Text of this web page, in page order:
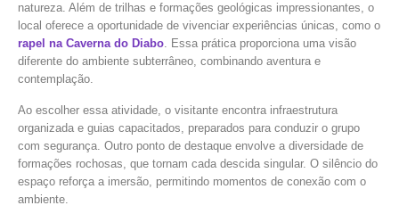
natureza. Além de trilhas e formações geológicas impressionantes, o
local oferece a oportunidade de vivenciar experiências únicas, como o
rapel na Caverna do Diabo. Essa prática proporciona uma visão
diferente do ambiente subterrâneo, combinando aventura e
contemplação.
Ao escolher essa atividade, o visitante encontra infraestrutura
organizada e guias capacitados, preparados para conduzir o grupo
com segurança. Outro ponto de destaque envolve a diversidade de
formações rochosas, que tornam cada descida singular. O silêncio do
espaço reforça a imersão, permitindo momentos de conexão com o
ambiente.